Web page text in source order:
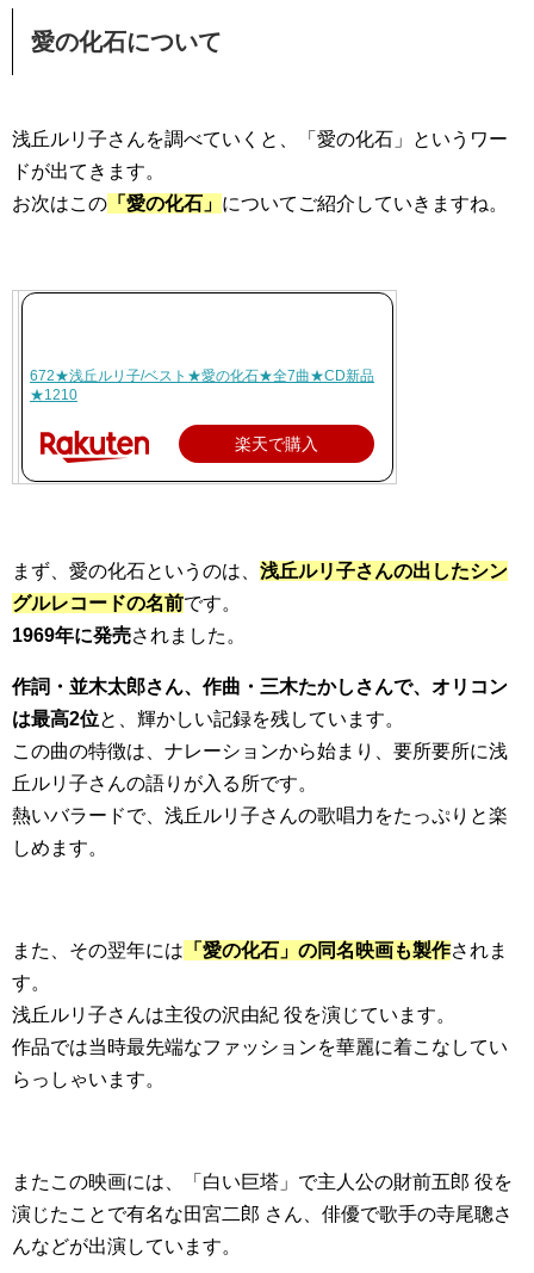
愛の化石について
浅丘ルリ子さんを調べていくと、「愛の化石」というワー
ドが出てきます。
お次はこの 「愛の化石」 についてご紹介していきますね。
672★浅丘ルリ子/ベスト★愛の化石★全7曲★CD新品
★1210
楽天で購入
まず、愛の化石というのは、 浅丘ルリ子さんの出したシン
グルレコードの名前です。
1969年に発売されました。
作詞・並木太郎さん、作曲・三木たかしさんで、オリコン
は最高2位と、輝かしい記録を残しています。
この曲の特徴は、ナレーションから始まり、要所要所に浅
丘ルリ子さんの語りが入る所です。
熱いバラードで、浅丘ルリ子さんの歌唱力をたっぷりと楽
しめます。
また、その翌年には 「愛の化石」の同名映画も製作されま
す。
浅丘ルリ子さんは主役の沢由紀 役を演じています。
作品では当時最先端なファッションを華麗に着こなしてい
らっしゃいます。
またこの映画には、「白い巨塔」で主人公の財前五郎 役を
演じたことで有名な田宮二郎 さん、俳優で歌手の寺尾聰さ
んなどが出演しています。